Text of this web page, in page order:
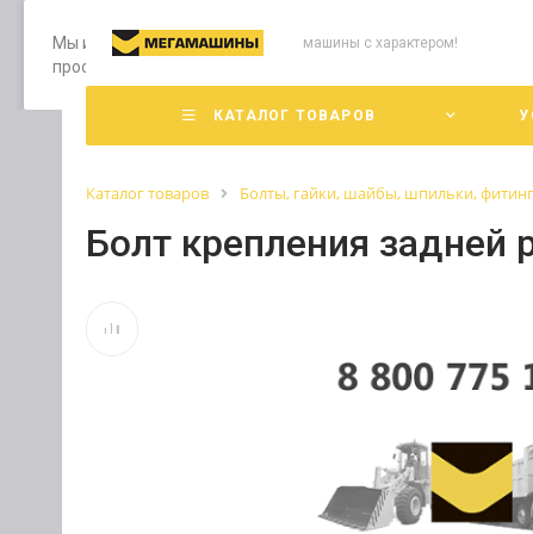
Мы используем файлы cookie, разработанные нашими
просмотр страниц нашего сайта, вы принимаете условия
машины с характером!
КАТАЛОГ ТОВАРОВ
Каталог товаров Болты, гайки, шайбы, шпильки,
Болт крепления задней